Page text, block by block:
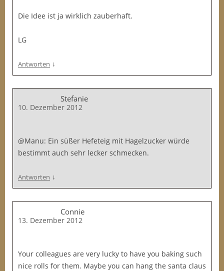
Die Idee ist ja wirklich zauberhaft.
LG
Antworten ↓
Stefanie
10. Dezember 2012
@Manu: Ein süßer Hefeteig mit Hagelzucker würde
bestimmt auch sehr lecker schmecken.
Antworten ↓
Connie
13. Dezember 2012
Your colleagues are very lucky to have you baking such
nice rolls for them. Maybe you can hang the santa claus